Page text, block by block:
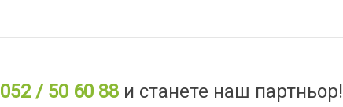
052 / 50 60 88и станете наш партньор!